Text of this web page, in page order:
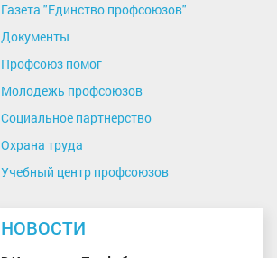
Газета "Единство профсоюзов"
Документы
Профсоюз помог
Молодежь профсоюзов
Социальное партнерство
Охрана труда
Учебный центр профсоюзов
НОВОСТИ